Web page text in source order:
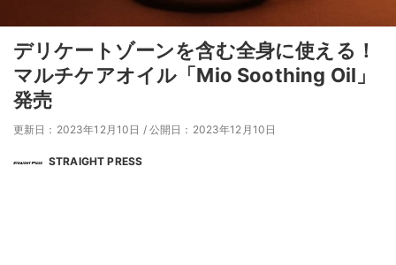
デリケートゾーンを含む全身に使える！
マルチケアオイル「Mio Soothing Oil」
発売
更新日：2023年12月10日 / 公開日：2023年12月10日
STRAIGHT PRESS